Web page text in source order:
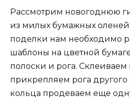
Рассмотрим новогоднюю
из милых бумажных
поделки нам необходимо
шаблоны на цветной
полоски и рога.
прикрепляем рога другого
кольца продеваем еще